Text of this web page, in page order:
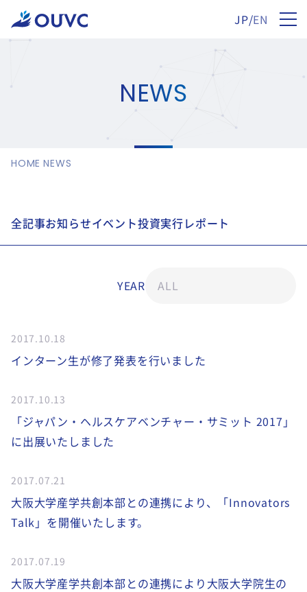
JP/EN
NEWS
HOME NEWS
全記事お知らせイベント投資実行レポート
YEAR
2017.10.18
インターン生が修了発表を行いました
2017.10.13
「ジャパン・ヘルスケアベンチャー・サミット 2017」
に出展いたしました
2017.07.21
大阪大学産学共創本部との連携により、「Innovators
Talk」を開催いたします。
2017.07.19
大阪大学産学共創本部との連携により大阪大学院生の